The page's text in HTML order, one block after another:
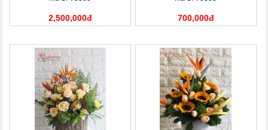
2,500,000đ 700,000đ